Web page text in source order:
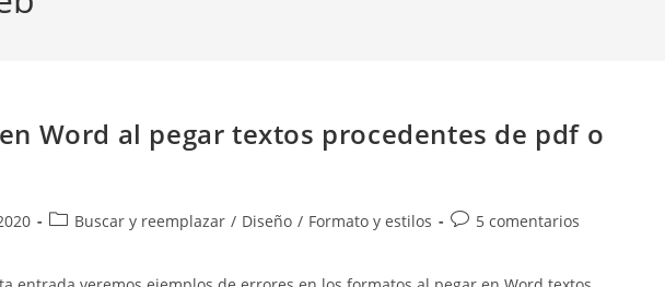
Word al pegar textos procedentes de pdf o
Categoría
Buscar y reemplazar / Diseño / Formato y estilos
Comentarios
5 comentarios